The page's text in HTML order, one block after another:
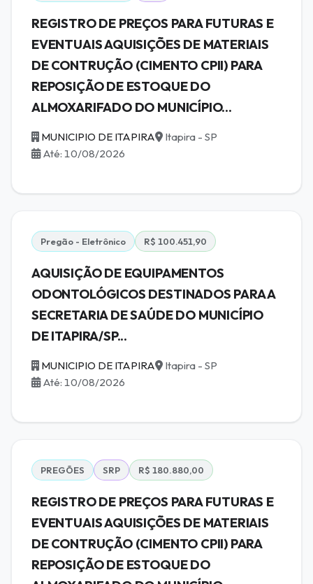
REGISTRO DE PREÇOS PARA FUTURAS E
EVENTUAIS AQUISIÇÕES DE MATERIAIS
DE CONTRUÇÃO (CIMENTO CPII) PARA
REPOSIÇÃO DE ESTOQUE DO
ALMOXARIFADO DO MUNICÍPIO...
MUNICIPIO DE ITAPIRA
Itapira - SP
Até: 10/08/2026
Pregão - Eletrônico R$ 100.451,90
AQUISIÇÃO DE EQUIPAMENTOS
ODONTOLÓGICOS DESTINADOS PARA A
SECRETARIA DE SAÚDE DO MUNICÍPIO
DE ITAPIRA/SP...
MUNICIPIO DE ITAPIRA
Itapira - SP
Até: 10/08/2026
PREGÕES SRP R$ 180.880,00
REGISTRO DE PREÇOS PARA FUTURAS E
EVENTUAIS AQUISIÇÕES DE MATERIAIS
DE CONTRUÇÃO (CIMENTO CPII) PARA
REPOSIÇÃO DE ESTOQUE DO